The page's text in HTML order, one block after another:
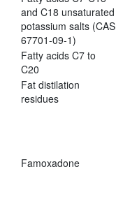
and C18 unsaturated
potassium salts (CAS
67701-09-1)
Fatty acids C7 to
C20
Fat distilation
residues
Famoxadone